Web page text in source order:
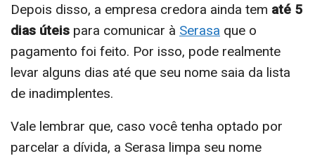
Depois disso, a empresa credora ainda tem até 5
dias úteis para comunicar à Serasa que o
pagamento foi feito. Por isso, pode realmente
levar alguns dias até que seu nome saia da lista
de inadimplentes.
Vale lembrar que, caso você tenha optado por
parcelar a dívida, a Serasa limpa seu nome